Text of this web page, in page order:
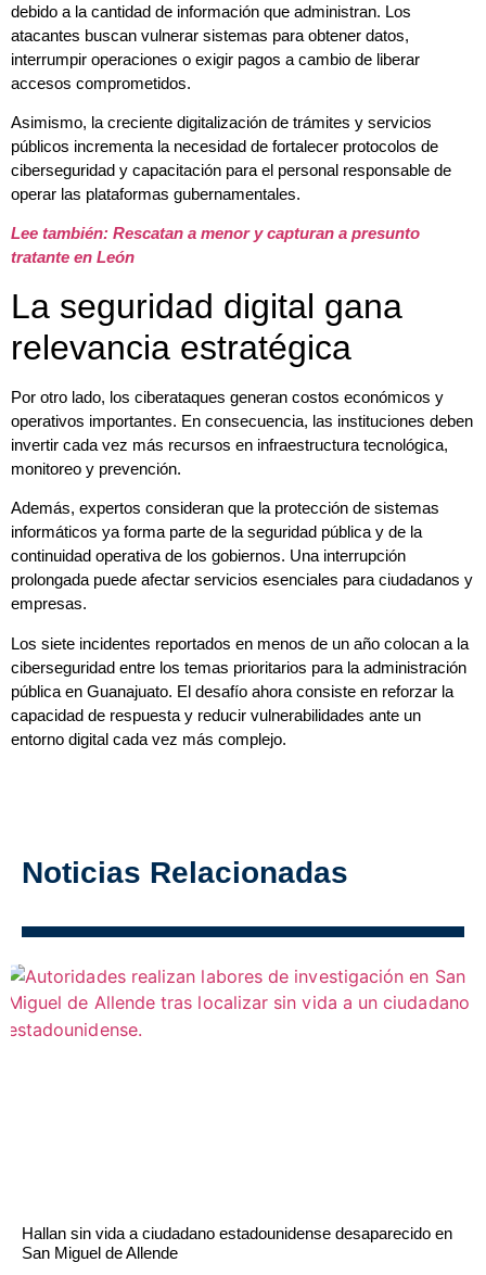
debido a la cantidad de información que administran. Los
atacantes buscan vulnerar sistemas para obtener datos,
interrumpir operaciones o exigir pagos a cambio de liberar
accesos comprometidos.
Asimismo, la creciente digitalización de trámites y servicios
públicos incrementa la necesidad de fortalecer protocolos de
ciberseguridad y capacitación para el personal responsable de
operar las plataformas gubernamentales.
Lee también: Rescatan a menor y capturan a presunto
tratante en León
La seguridad digital gana
relevancia estratégica
Por otro lado, los ciberataques generan costos económicos y
operativos importantes. En consecuencia, las instituciones deben
invertir cada vez más recursos en infraestructura tecnológica,
monitoreo y prevención.
Además, expertos consideran que la protección de sistemas
informáticos ya forma parte de la seguridad pública y de la
continuidad operativa de los gobiernos. Una interrupción
prolongada puede afectar servicios esenciales para ciudadanos y
empresas.
Los siete incidentes reportados en menos de un año colocan a la
ciberseguridad entre los temas prioritarios para la administración
pública en Guanajuato. El desafío ahora consiste en reforzar la
capacidad de respuesta y reducir vulnerabilidades ante un
entorno digital cada vez más complejo.
Noticias Relacionadas
Hallan sin vida a ciudadano estadounidense desaparecido en
San Miguel de Allende